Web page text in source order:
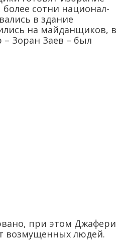
сотни национал-
в здание
на майданщиков, в
– Зоран Заев – был
при этом Джафери
возмущенных людей.